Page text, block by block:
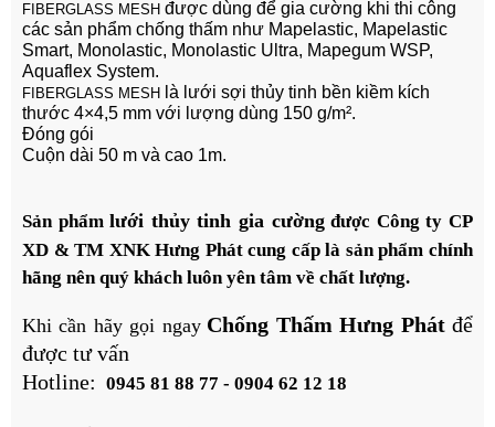
FIBERGLASS MESH được dùng để gia cường khi thi công
các sản phẩm chống thấm như Mapelastic, Mapelastic
Smart, Monolastic, Monolastic Ultra, Mapegum WSP,
Aquaflex System.
FIBERGLASS MESH là lưới sợi thủy tinh bền kiềm kích
thước 4×4,5 mm với lượng dùng 150 g/m².
Đóng gói
Cuộn dài 50 m và cao 1m.
Sản phẩmlưới thủy tinh gia cường được Công ty CP
XD & TM XNKHưng Phátcung cấp là sản phẩm chính
hãng nên quý khách luôn yên tâm về chất lượng.
Khi cần hãy gọi ngay Chống Thấm Hưng Phátđể
được tư vấn
Hotline: 0945 81 88 77 - 0904 62 12 18